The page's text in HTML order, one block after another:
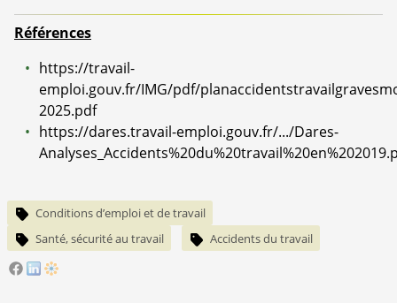
Références
https://travail-
emploi.gouv.fr/IMG/pdf/
2025.pdf
https://dares.travail-emploi.gouv.fr/.../Dares-
Conditions d’emploi et de travail
Santé, sécurité au travail
Accidents du travail